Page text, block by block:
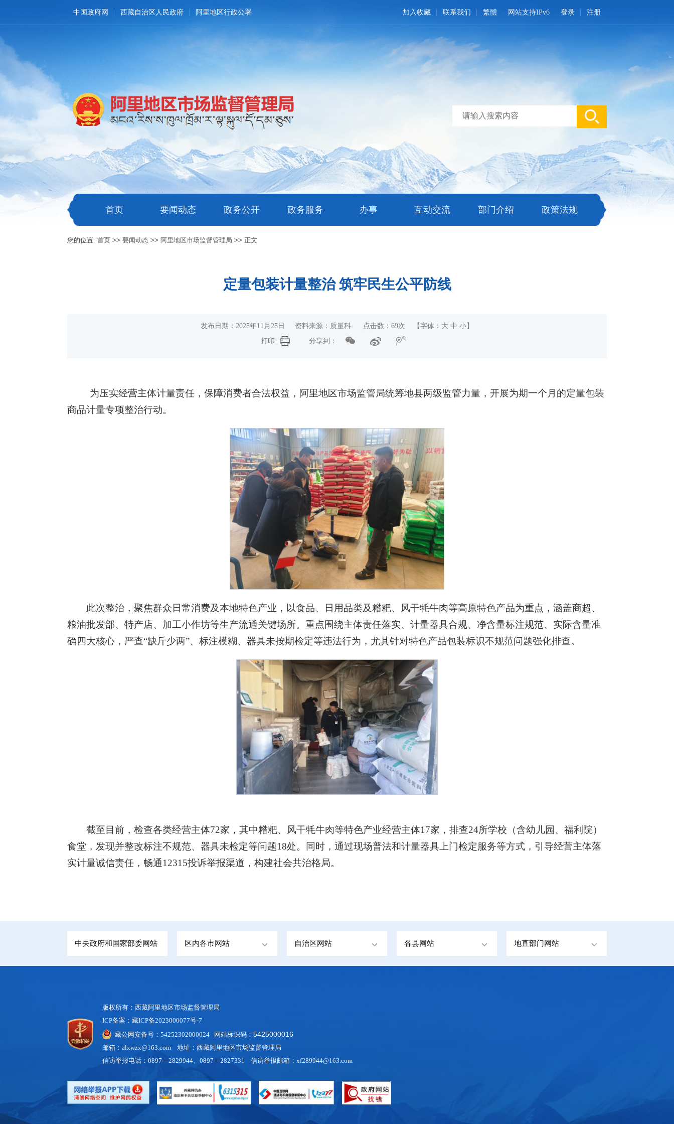
中国政府网 西藏自治区人民政府 阿里地区行政公署 登录 注册
网站支持IPv6
加入收藏 联系我们 繁體
首页 要闻动态 政务公开 政务服务 办事 互动交流 部门介绍 政策法规
您的位置:首页 >>要闻动态 >> 阿里地区市场监督管理局 >>正文
定量包装计量整治 筑牢民生公平防线
发布日期：2025年11月25日 资料来源：质量科 点击数： 69次 【字体： 大 中 小 】
打印
分享到：
为压实经营主体计量责任，保障消费者合法权益，阿里地区市场监管局统筹地县两级监管力量，开展为期一个月的定量包装
商品计量专项整治行动。
此次整治，聚焦群众日常消费及本地特色产业，以食品、日用品类及糌粑、风干牦牛肉等高原特色产品为重点，涵盖商超、
粮油批发部、特产店、加工小作坊等生产流通关键场所。重点围绕主体责任落实、计量器具合规、净含量标注规范、实际含量准
确四大核心，严查“缺斤少两”、标注模糊、器具未按期检定等违法行为，尤其针对特色产品包装标识不规范问题强化排查。
截至目前，检查各类经营主体72家，其中糌粑、风干牦牛肉等特色产业经营主体17家，排查24所学校（含幼儿园、福利院）
食堂，发现并整改标注不规范、器具未检定等问题18处。同时，通过现场普法和计量器具上门检定服务等方式，引导经营主体落
实计量诚信责任，畅通12315投诉举报渠道，构建社会共治格局。
中央政府和国家部委网站 区内各市网站 自治区网站 各县网站 地直部门网站
版权所有：西藏阿里地区市场监督管理局
ICP备案：藏ICP备2023000077号-7
藏公网安备号：54252302000024 网站标识码：5425000016
邮箱：alxwzx@163.com 地址：西藏阿里地区市场监督管理局
信访举报电话：0897—2829944、0897—2827331 信访举报邮箱：xf289944@163.com